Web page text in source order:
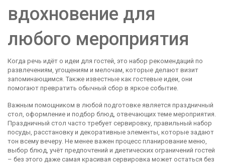
вдохновение для
любого мероприятия
Когда речь идёт о идеи для гостей, это набор рекомендаций по
развлечениям, угощениям и мелочам, которые делают визит
запоминающимся. Также известные как гостевые идеи, они
помогают превратить обычный сбор в яркое событие.
Важным помощником в любой подготовке является праздничный
стол, оформление и подбор блюд, отвечающих теме мероприятия.
Праздничный стол часто требует сервировку, правильный набор
посуды, расстановку и декоративные элементы, которые задают
тон всему вечеру. Не менее важен процесс планирование меню,
выбор блюд, учёт предпочтений и диетических ограничений гостей
– без этого даже самая красивая сервировка может остаться без